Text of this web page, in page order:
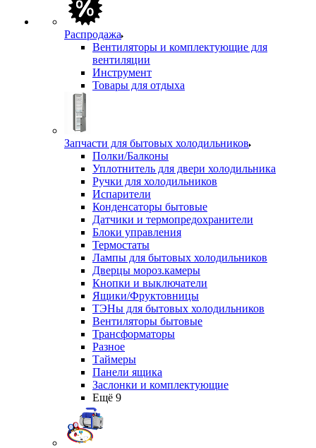
Распродажа
Вентиляторы и комплектующие для
вентиляции
Инструмент
Товары для отдыха
Запчасти для бытовых холодильников
Полки/Балконы
Уплотнитель для двери холодильника
Ручки для холодильников
Испарители
Конденсаторы бытовые
Датчики и термопредохранители
Блоки управления
Термостаты
Лампы для бытовых холодильников
Дверцы мороз.камеры
Кнопки и выключатели
Ящики/Фруктовницы
ТЭНы для бытовых холодильников
Вентиляторы бытовые
Трансформаторы
Разное
Таймеры
Панели ящика
Заслонки и комплектующие
Ещё 9